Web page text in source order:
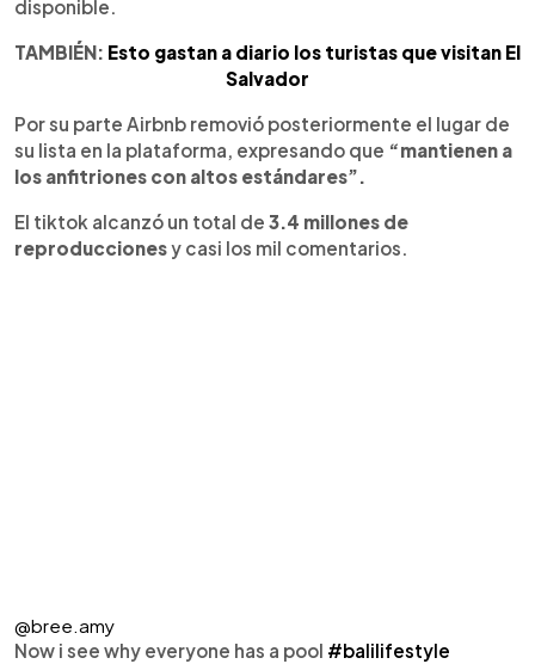
disponible.
TAMBIÉN: Esto gastan a diario los turistas que visitan El
Salvador
Por su parte Airbnb removió posteriormente el lugar de
su lista en la plataforma, expresando que “mantienen a
los anfitriones con altos estándares”.
El tiktok alcanzó un total de 3.4 millones de
reproduccionesy casi los mil comentarios.
@bree.amy
Now i see why everyone has a pool #balilifestyle